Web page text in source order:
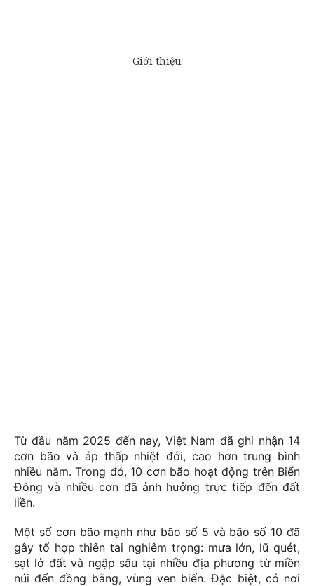
Từ đầu năm 2025 đến nay, Việt Nam đã ghi nhận 14
cơn bão và áp thấp nhiệt đới, cao hơn trung bình
nhiều năm. Trong đó, 10 cơn bão hoạt động trên Biển
Đông và nhiều cơn đã ảnh hưởng trực tiếp đến đất
liền.
Một số cơn bão mạnh như bão số 5 và bão số 10 đã
gây tổ hợp thiên tai nghiêm trọng: mưa lớn, lũ quét,
sạt lở đất và ngập sâu tại nhiều địa phương từ miền
núi đến đồng bằng, vùng ven biển. Đặc biệt, có nơi